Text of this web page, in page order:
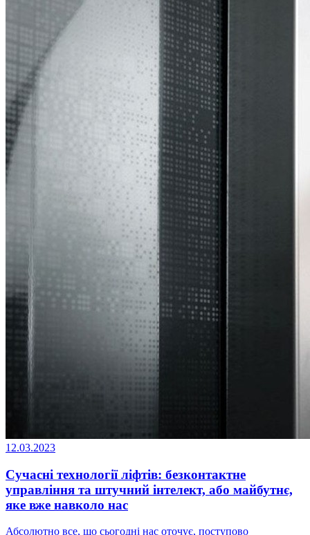
12.03.2023
Сучасні технології ліфтів: безконтактне
управління та штучний інтелект, або майбутнє,
яке вже навколо нас
Абсолютно все, що сьогодні нас оточує, поступово